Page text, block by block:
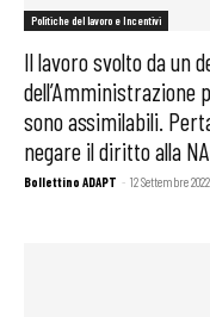
Politiche del lavoro e Incentivi
Il lavoro svolto da un
dell’Amministrazione
sono assimilabili.
negare il diritto alla
Bollettino ADAPT - 12 Settembre 2022